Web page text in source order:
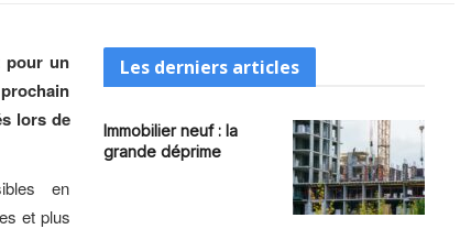
pour un
lors de
en
et plus
Les derniers articles
Immobilier neuf : la
grande déprime